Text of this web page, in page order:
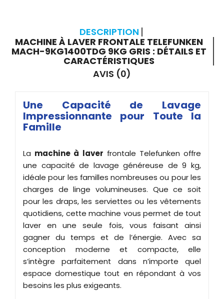
DESCRIPTION
MACHINE À LAVER FRONTALE TELEFUNKEN
MACH-9KG1400TDG 9KG GRIS : DÉTAILS ET
CARACTÉRISTIQUES
AVIS (0)
Une Capacité de Lavage
Impressionnante pour Toute la
Famille
La machine à laver frontale Telefunken offre
une capacité de lavage généreuse de 9 kg,
idéale pour les familles nombreuses ou pour les
charges de linge volumineuses. Que ce soit
pour les draps, les serviettes ou les vêtements
quotidiens, cette machine vous permet de tout
laver en une seule fois, vous faisant ainsi
gagner du temps et de l’énergie. Avec sa
conception moderne et compacte, elle
s’intègre parfaitement dans n’importe quel
espace domestique tout en répondant à vos
besoins les plus exigeants.